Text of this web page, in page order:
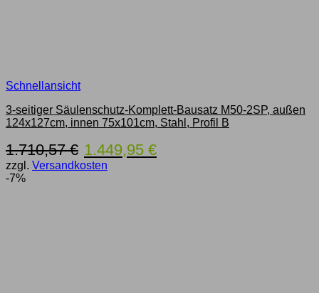
Schnellansicht
3-seitiger Säulenschutz-Komplett-Bausatz M50-2SP, außen
124x127cm, innen 75x101cm, Stahl, Profil B
1.710,57€ Ursprünglicher
Preis
war:
1.449,95 €Aktueller
Preis
zzgl. Versandkosten
-7%